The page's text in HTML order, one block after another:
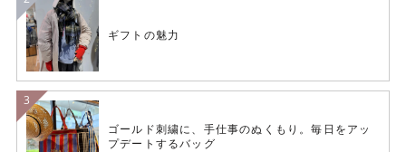
ギフトの魅力
ゴールド刺繍に、手仕事のぬくもり。毎日をアッ
プデートするバッグ